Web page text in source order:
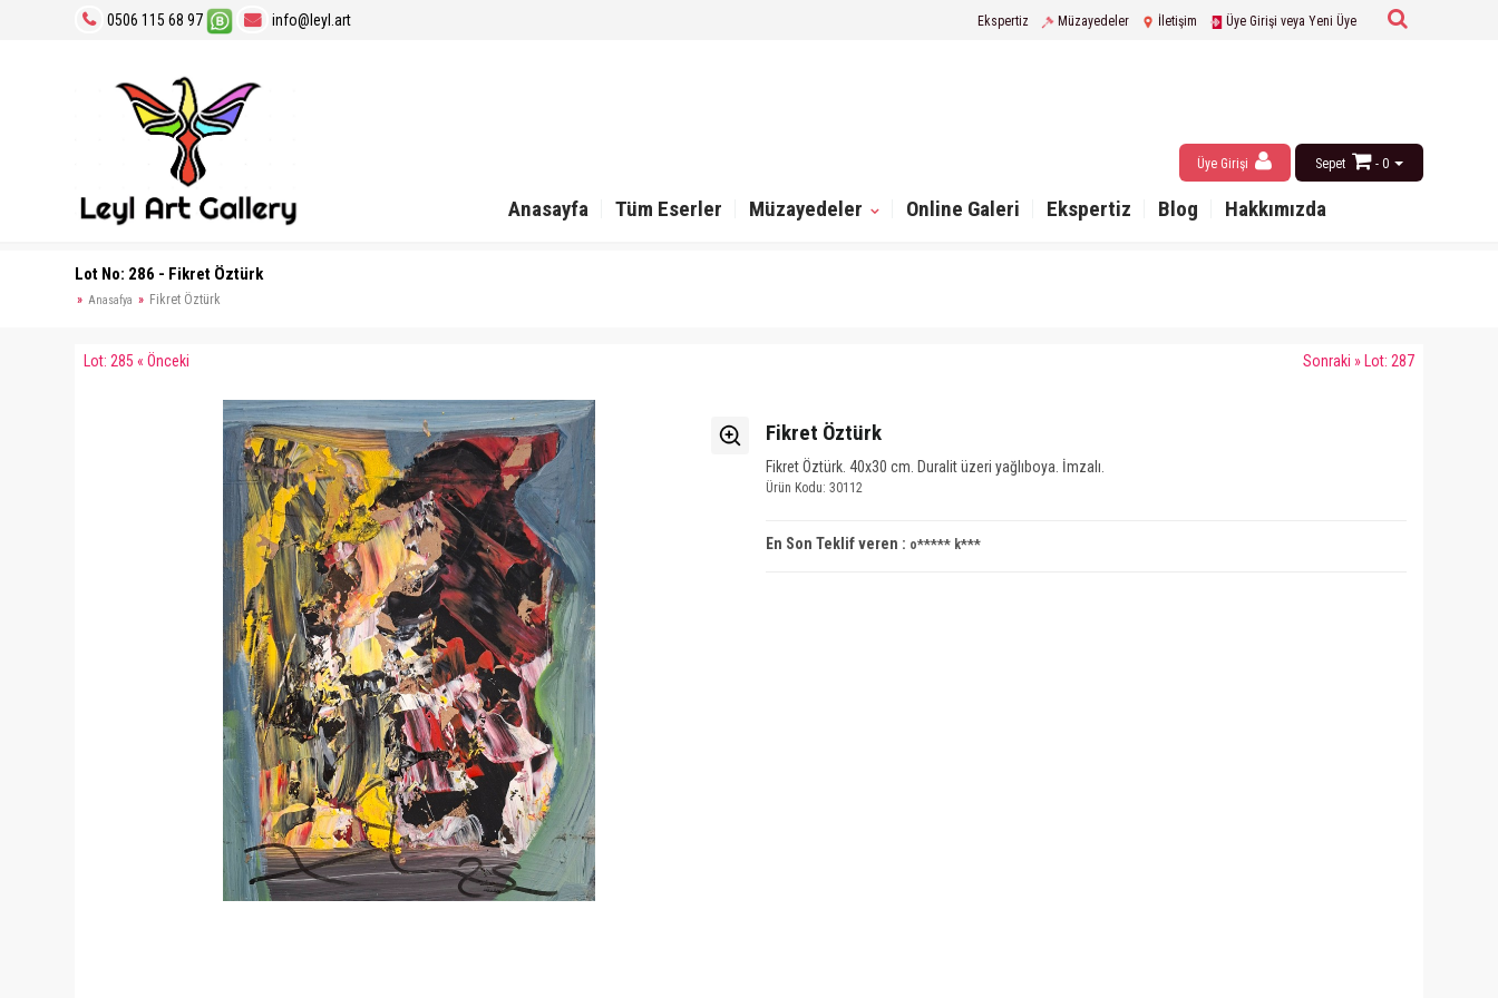
0506 115 68 97 info@leyl.art Ekspertiz Müzayedeler İletişim Üye Girişi veya Yeni Üye
Sepet - 0
Üye Girişi
Anasayfa Tüm Eserler Müzayedeler Online Galeri Ekspertiz Blog Hakkımızda
Lot No: 286 - Fikret Öztürk
Anasafya Fikret Öztürk
Lot: 285 « Önceki Sonraki » Lot: 287
Fikret Öztürk
Fikret Öztürk. 40x30 cm. Duralit üzeri yağlıboya. İmzalı.
Ürün Kodu: 30112
En Son Teklif veren : o***** k***